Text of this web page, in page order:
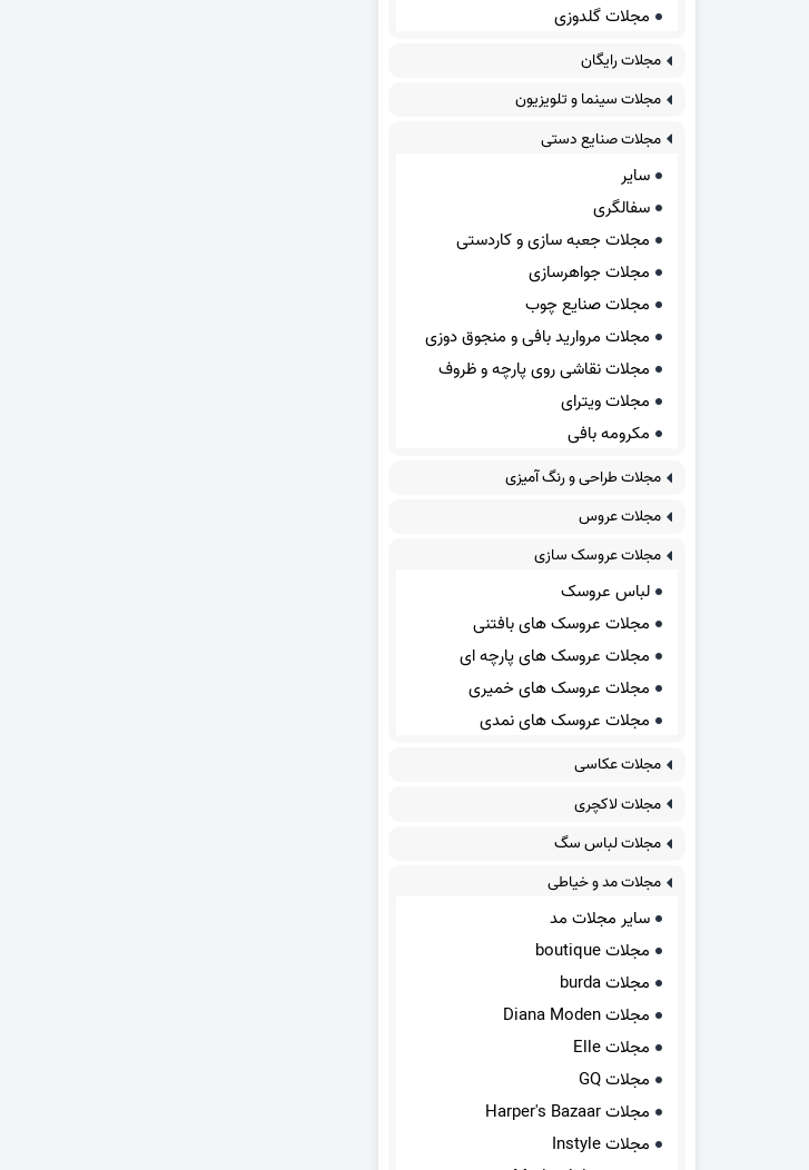
مجلات گلدوزی
مجلات رایگان
مجلات سینما و تلویزیون
مجلات صنایع دستی
سایر
سفالگری
مجلات جعبه سازی و کاردستی
مجلات جواهرسازی
مجلات صنایع چوب
مجلات مروارید بافی و منجوق دوزی
مجلات نقاشی روی پارچه و ظروف
مجلات ویترای
مکرومه بافی
مجلات طراحی و رنگ آمیزی
مجلات عروس
مجلات عروسک سازی
لباس عروسک
مجلات عروسک های بافتنی
مجلات عروسک های پارچه ای
مجلات عروسک های خمیری
مجلات عروسک های نمدی
مجلات عکاسی
مجلات لاکچری
مجلات لباس سگ
مجلات مد و خیاطی
سایر مجلات مد
مجلات boutique
مجلات burda
مجلات Diana Moden
مجلات Elle
مجلات GQ
مجلات Harper's Bazaar
مجلات Instyle